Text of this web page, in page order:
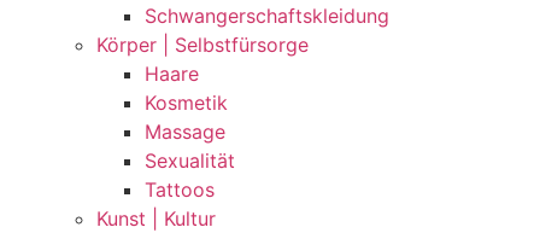
Schwangerschaftskleidung
Körper | Selbstfürsorge
Haare
Kosmetik
Massage
Sexualität
Tattoos
Kunst | Kultur